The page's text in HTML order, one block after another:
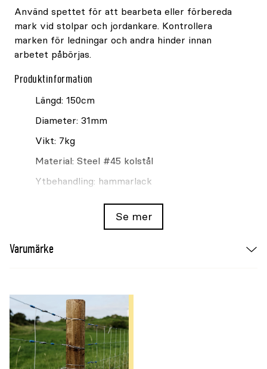
Använd spettet för att bearbeta eller förbereda
mark vid stolpar och jordankare. Kontrollera
marken för ledningar och andra hinder innan
arbetet påbörjas.
Produktinformation
Längd: 150cm
Diameter: 31mm
Vikt: 7kg
Material: Steel #45 kolstål
Ytbehandling: hammarlack
Rengör och torka verktyget efter användning.
Se mer
Varumärke